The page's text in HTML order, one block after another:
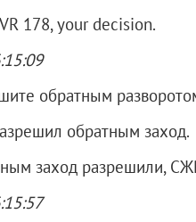
178, your decision.
обратным
обратным заход.
заход разрешили,